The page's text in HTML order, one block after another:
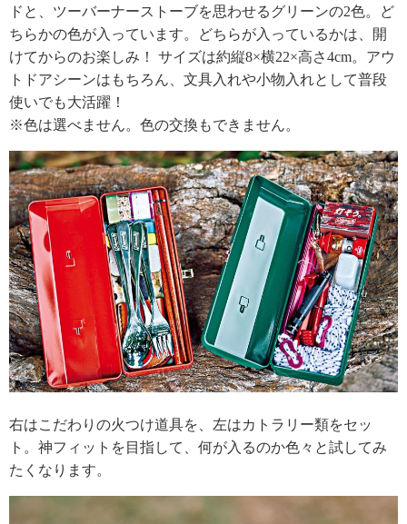
ドと、ツーバーナーストーブを思わせるグリーンの2色。ど
ちらかの色が入っています。どちらが入っているかは、開
けてからのお楽しみ！ サイズは約縦8×横22×高さ4cm。アウ
トドアシーンはもちろん、文具入れや小物入れとして普段
使いでも大活躍！
※色は選べません。色の交換もできません。
右はこだわりの火つけ道具を、左はカトラリー類をセッ
ト。神フィットを目指して、何が入るのか色々と試してみ
たくなります。